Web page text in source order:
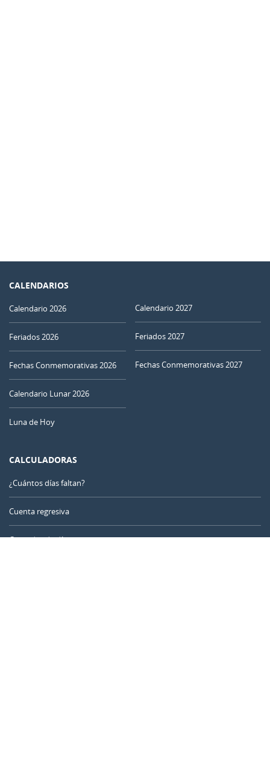
CALENDARIOS
Calendario 2026
Feriados 2026
Fechas Conmemorativas 2026
Calendario Lunar 2026
Luna de Hoy
Calendario 2027
Feriados 2027
Fechas Conmemorativas 2027
CALCULADORAS
¿Cuántos días faltan?
Cuenta regresiva
Contador de días